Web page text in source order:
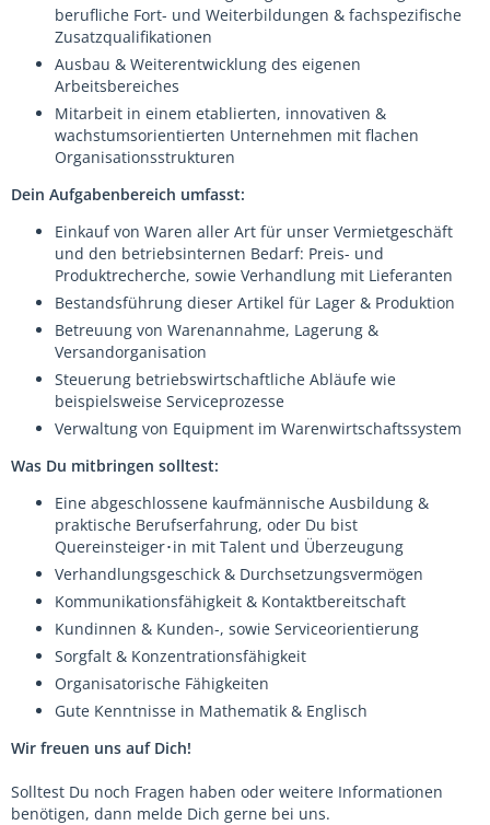
berufliche Fort- und Weiterbildungen & fachspezifische
Zusatzqualifikationen
Ausbau & Weiterentwicklung des eigenen
Arbeitsbereiches
Mitarbeit in einem etablierten, innovativen &
wachstumsorientierten Unternehmen mit flachen
Organisationsstrukturen
Dein Aufgabenbereich umfasst:
Einkauf von Waren aller Art für unser Vermietgeschäft
und den betriebsinternen Bedarf: Preis- und
Produktrecherche, sowie Verhandlung mit Lieferanten
Bestandsführung dieser Artikel für Lager & Produktion
Betreuung von Warenannahme, Lagerung &
Versandorganisation
Steuerung betriebswirtschaftliche Abläufe wie
beispielsweise Serviceprozesse
Verwaltung von Equipment im Warenwirtschaftssystem
Was Du mitbringen solltest:
Eine abgeschlossene kaufmännische Ausbildung &
praktische Berufs­erfahrung, oder Du bist
Quereinsteiger･in mit Talent und Überzeugung
Verhandlungsgeschick & Durchsetzungsvermögen
Kommunikationsfähigkeit & Kontaktbereitschaft
Kundinnen & Kunden-, sowie Serviceorientierung
Sorgfalt & Konzentrationsfähigkeit
Organisatorische Fähigkeiten
Gute Kenntnisse in Mathematik & Englisch
Wir freuen uns auf Dich!
Solltest Du noch Fragen haben oder weitere Informationen
benötigen, dann melde Dich gerne bei uns.